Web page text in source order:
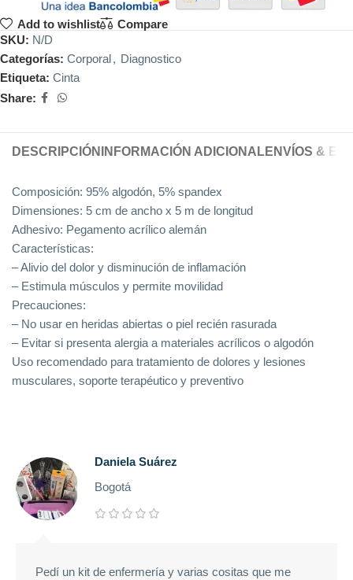
Add to wishlist
Compare
SKU: N/D
Categorías: Corporal, Diagnostico
Etiqueta: Cinta
Share:
DESCRIPCIÓN INFORMACIÓN ADICIONALENVÍOS &
Composición: 95% algodón, 5% spandex
Dimensiones: 5 cm de ancho x 5 m de longitud
Adhesivo: Pegamento acrílico alemán
Características:
– Alivio del dolor y disminución de inflamación
– Estimula músculos y permite movilidad
Precauciones:
– No usar en heridas abiertas o piel recién rasurada
– Evitar si presenta alergia a materiales acrílicos o algodón
Uso recomendado para tratamiento de dolores y lesiones
musculares, soporte terapéutico y preventivo
Daniela Suárez
Bogotá
Pedí un kit de enfermería y varias cositas que me